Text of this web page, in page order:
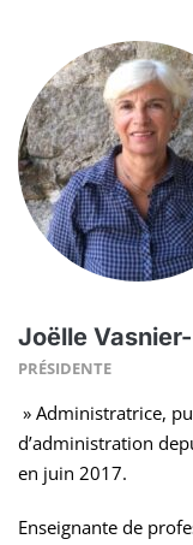
Joëlle
PRÉSIDENTE
» Administratrice,
d’administration
en juin 2017.
Enseignante de